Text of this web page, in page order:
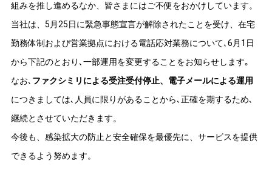
組みを推し進めるなか、皆さまにはご不便をおかけしています。
当社は、5月25日に緊急事態宣言が解除されたことを受け、在宅
勤務体制および営業拠点における電話応対業務について､6月1日
から下記のとおり､一部運用を変更することをお知らせします｡
なお､ ファクシミリによる受注受付停止、電子メールによる運用
につきましては､人員に限りがあることから､正確を期するため､
継続とさせていただきます。
今後も、感染拡大の防止と安全確保を最優先に、サービスを提供
できるよう努めます。